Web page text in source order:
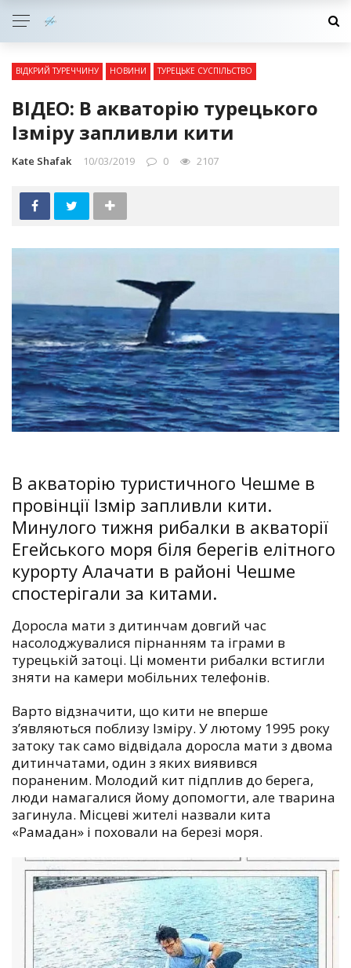
ВІДКРИЙ ТУРЕЧЧИНУ НОВИНИ ТУРЕЦЬКЕ СУСПІЛЬСТВО
ВІДЕО: В акваторію турецького
Ізміру запливли кити
Kate Shafak 10/03/2019 0 2107
В акваторію туристичного Чешме в
провінції Ізмір запливли кити.
Минулого тижня рибалки в акваторії
Егейського моря біля берегів елітного
курорту Алачати в районі Чешме
спостерігали за китами.
Доросла мати з дитинчам довгий час
насолоджувалися пірнанням та іграми в
турецькій затоці. Ці моменти рибалки встигли
зняти на камери мобільних телефонів.
Варто відзначити, що кити не вперше
з’являються поблизу Ізміру. У лютому 1995 року
затоку так само відвідала доросла мати з двома
дитинчатами, один з яких виявився
пораненим. Молодий кит підплив до берега,
люди намагалися йому допомогти, але тварина
загинула. Місцеві жителі назвали кита
«Рамадан» і поховали на березі моря.